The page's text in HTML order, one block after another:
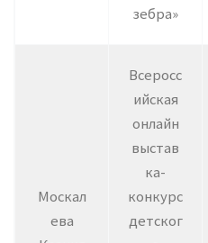
зебра»
Москал
ева
Всеросс
ийская
онлайн
выстав
ка-
конкурс
детског